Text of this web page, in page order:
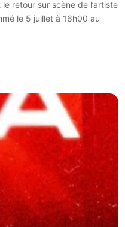
retour sur scène de l’artiste
le 5 juillet à 16h00 au